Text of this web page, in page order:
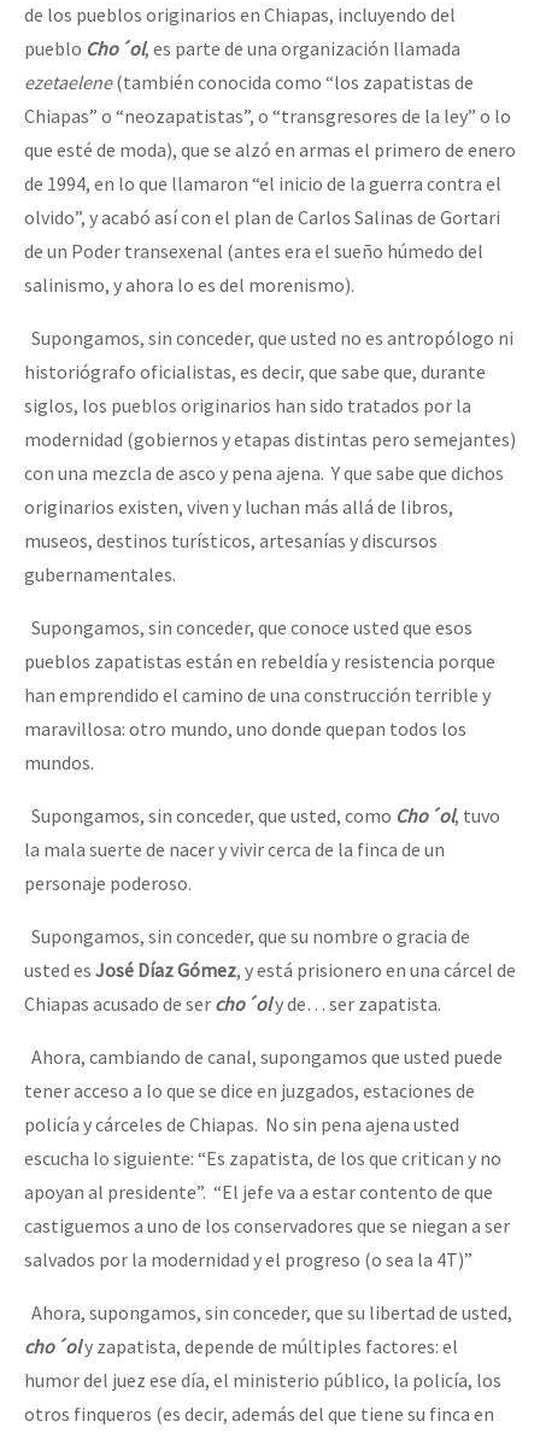
de los pueblos originarios en Chiapas, incluyendo del
pueblo Cho´ol, es parte de una organización llamada
ezetaelene(también conocida como “los zapatistas de
Chiapas” o “neozapatistas”, o “transgresores de la ley” o lo
que esté de moda), que se alzó en armas el primero de enero
de 1994, en lo que llamaron “el inicio de la guerra contra el
olvido”, y acabó así con el plan de Carlos Salinas de Gortari
de un Poder transexenal (antes era el sueño húmedo del
salinismo, y ahora lo es del morenismo).
Supongamos, sin conceder, que usted no es antropólogo ni
historiógrafo oficialistas, es decir, que sabe que, durante
siglos, los pueblos originarios han sido tratados por la
modernidad (gobiernos y etapas distintas pero semejantes)
con una mezcla de asco y pena ajena. Y que sabe que dichos
originarios existen, viven y luchan más allá de libros,
museos, destinos turísticos, artesanías y discursos
gubernamentales.
Supongamos, sin conceder, que conoce usted que esos
pueblos zapatistas están en rebeldía y resistencia porque
han emprendido el camino de una construcción terrible y
maravillosa: otro mundo, uno donde quepan todos los
mundos.
Supongamos, sin conceder, que usted, como Cho´ol, tuvo
la mala suerte de nacer y vivir cerca de la finca de un
personaje poderoso.
Supongamos, sin conceder, que su nombre o gracia de
usted es José Díaz Gómez, y está prisionero en una cárcel de
Chiapas acusado de ser cho´oly de… ser zapatista.
Ahora, cambiando de canal, supongamos que usted puede
tener acceso a lo que se dice en juzgados, estaciones de
policía y cárceles de Chiapas. No sin pena ajena usted
escucha lo siguiente: “Es zapatista, de los que critican y no
apoyan al presidente”. “El jefe va a estar contento de que
castiguemos a uno de los conservadores que se niegan a ser
salvados por la modernidad y el progreso (o sea la 4T)”
Ahora, supongamos, sin conceder, que su libertad de usted,
cho´oly zapatista, depende de múltiples factores: el
humor del juez ese día, el ministerio público, la policía, los
otros finqueros (es decir, además del que tiene su finca en